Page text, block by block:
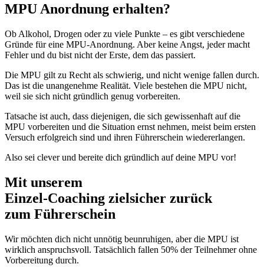
MPU Anordnung erhalten?
Ob Alkohol, Drogen oder zu viele Punkte – es gibt verschiedene
Gründe für eine MPU-Anordnung. Aber keine Angst, jeder macht
Fehler und du bist nicht der Erste, dem das passiert.
Die MPU gilt zu Recht als schwierig, und nicht wenige fallen durch.
Das ist die unangenehme Realität. Viele bestehen die MPU nicht,
weil sie sich nicht gründlich genug vorbereiten.
Tatsache ist auch, dass diejenigen, die sich gewissenhaft auf die
MPU vorbereiten und die Situation ernst nehmen, meist beim ersten
Versuch erfolgreich sind und ihren Führerschein wiedererlangen.
Also sei clever und bereite dich gründlich auf deine MPU vor!
Mit unserem
Einzel-Coaching zielsicher zurück
zum Führerschein
Wir möchten dich nicht unnötig beunruhigen, aber die MPU ist
wirklich anspruchsvoll. Tatsächlich fallen 50% der Teilnehmer ohne
Vorbereitung durch.